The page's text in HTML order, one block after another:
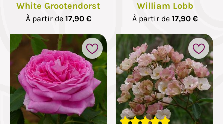
White Grootendorst
À partir de 17,90 €
William Lobb
À partir de 17,90 €